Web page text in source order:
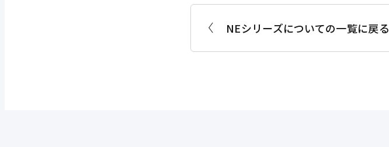
NEシリーズについての一覧に戻る